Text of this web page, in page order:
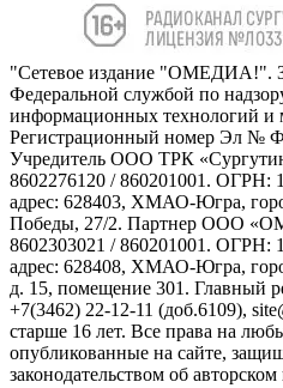
"Сетевое издание "ОМЕДИА!".
Федеральной службой по
информационных технологий и
Регистрационный номер Эл №
Учредитель ООО ТРК
8602276120 / 860201001. ОГРН:
адрес: 628403, ХМАО-Югра,
Победы, 27/2. Партнер ООО
8602303021 / 860201001. ОГРН:
адрес: 628408, ХМАО-Югра,
д. 15, помещение 301. Главный
+7(3462) 22-12-11 (доб.6109),
старше 16 лет. Все права на
опубликованные на сайте,
законодательством об